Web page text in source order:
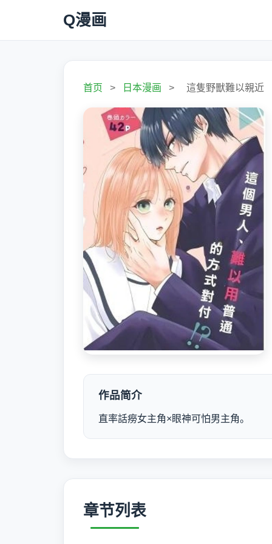
Q漫画
首页 > 日本漫画 > 這隻野獸難以親近
作品简介
直率話癆女主角×眼神可怕男主角。
章节列表